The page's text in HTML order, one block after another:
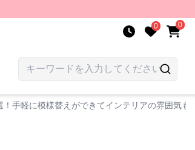
0 0
手軽に模様替えができてインテリアの雰囲気も